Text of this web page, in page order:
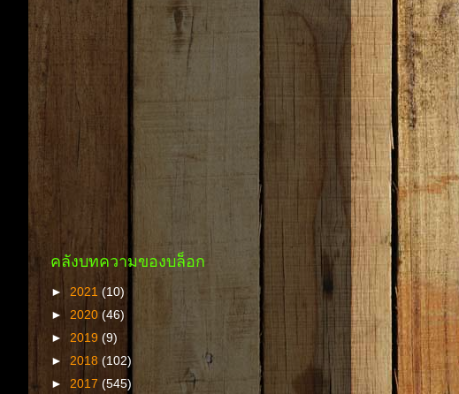
คลังบทความของบล็อก
► 2021 (10)
► 2020 (46)
► 2019 (9)
► 2018 (102)
► 2017 (545)